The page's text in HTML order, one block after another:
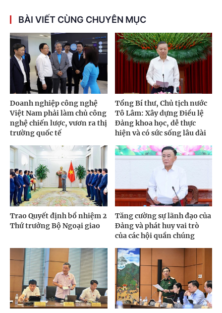
BÀI VIẾT CÙNG CHUYÊN MỤC
Doanh nghiệp công nghệ
Việt Nam phải làm chủ công
nghệ chiến lược, vươn ra thị
trường quốc tế
Tổng Bí thư, Chủ tịch nước
Tô Lâm: Xây dựng Điều lệ
Đảng khoa học, dễ thực
hiện và có sức sống lâu dài
Trao Quyết định bổ nhiệm 2
Thứ trưởng Bộ Ngoại giao
Tăng cường sự lãnh đạo của
Đảng và phát huy vai trò
của các hội quần chúng